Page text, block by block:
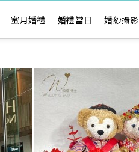
蜜月婚禮 婚禮當日 婚紗攝影